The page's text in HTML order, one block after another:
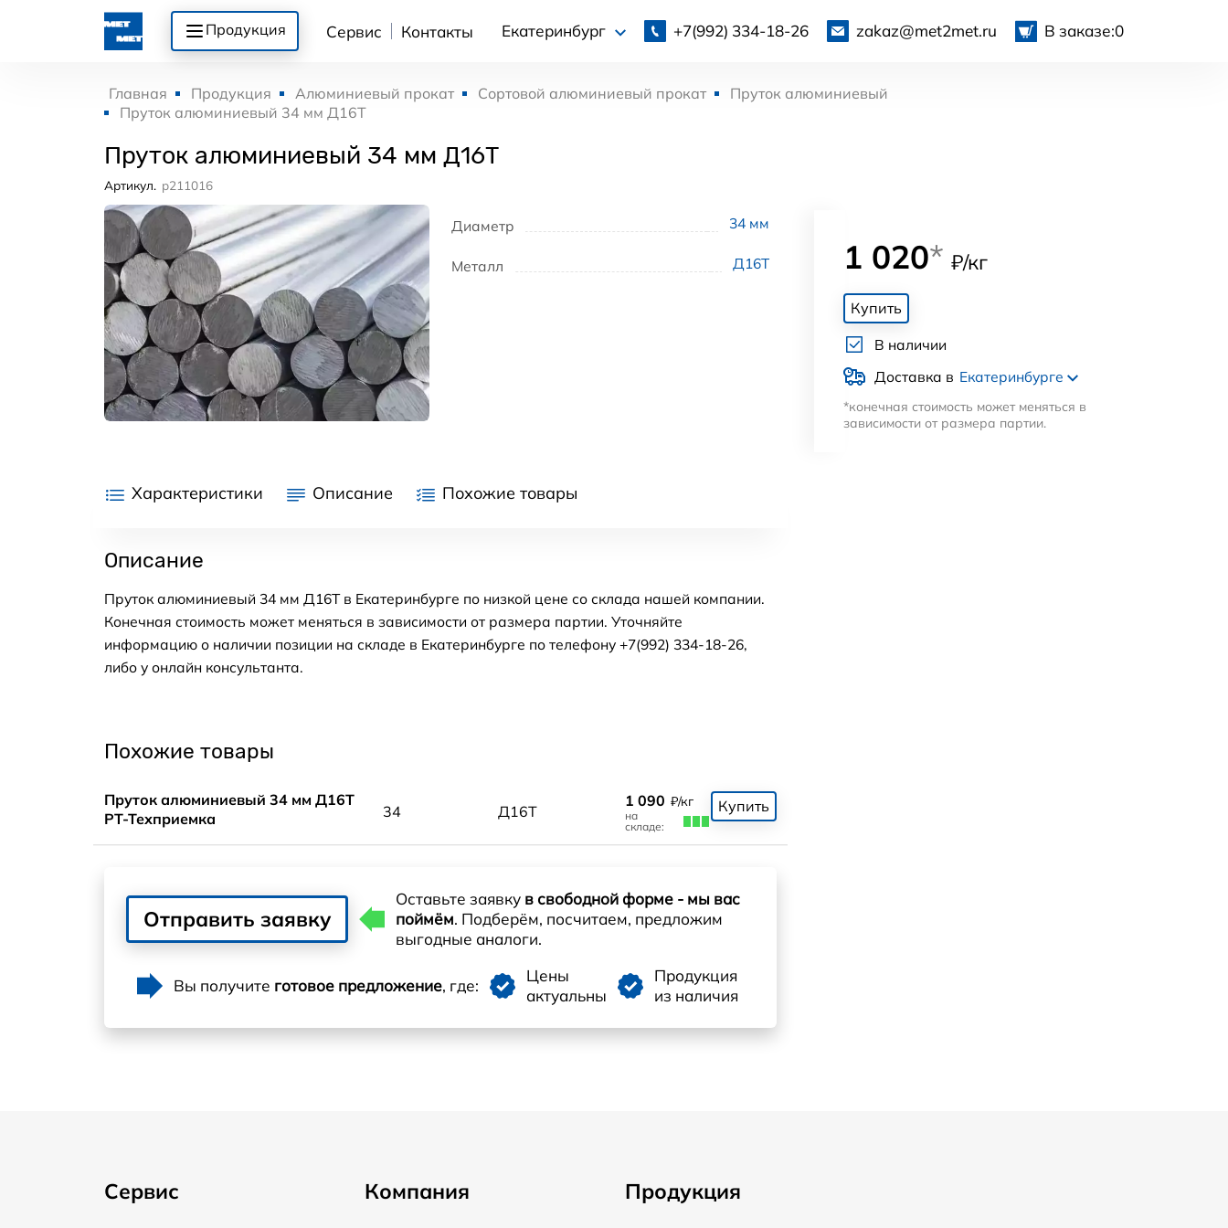
Продукция Сервис Контакты Екатеринбург +7(992) 334-18-26 zakaz@met2met.ru В заказе:0
Главная Продукция Алюминиевый прокат Сортовой алюминиевый прокат
Пруток алюминиевый
Пруток алюминиевый 34 мм Д16Т
Пруток алюминиевый 34 мм Д16Т
Артикул. p211016
Диаметр 34 мм
Металл Д16Т 1 020* ₽/кг
Купить
В наличии
Доставка в Екатеринбурге
*конечная стоимость может меняться в
зависимости от размера партии.
Характеристики Описание Похожие товары
Описание
Пруток алюминиевый 34 мм Д16Т в Екатеринбурге по низкой цене со склада нашей компании.
Конечная стоимость может меняться в зависимости от размера партии. Уточняйте
информацию о наличии позиции на складе в Екатеринбурге по телефону +7(992) 334-18-26,
либо у онлайн консультанта.
Похожие товары
Пруток алюминиевый 34 мм Д16Т
РТ-Техприемка
34 Д16Т
1 090 ₽/кг
на
складе:
Купить
Отправить заявку
Оставьте заявку в свободной форме - мы вас
поймём. Подберём, посчитаем, предложим
выгодные аналоги.
Вы получите готовое предложение, где:
Цены
актуальны
Продукция
из наличия
Сервис Компания Продукция